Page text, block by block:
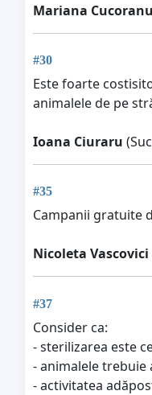
Mariana Cucoranu
#30
Este foarte
animalele de pe
Ioana Ciuraru
#35
Campanii gratuite
Nicoleta Vascovici
#37
Consider ca:
- sterilizarea este
- animalele trebuie
- activitatea